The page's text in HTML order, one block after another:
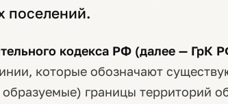
поселений.
кодекса РФ (далее — ГрК
которые обозначают
границы территорий